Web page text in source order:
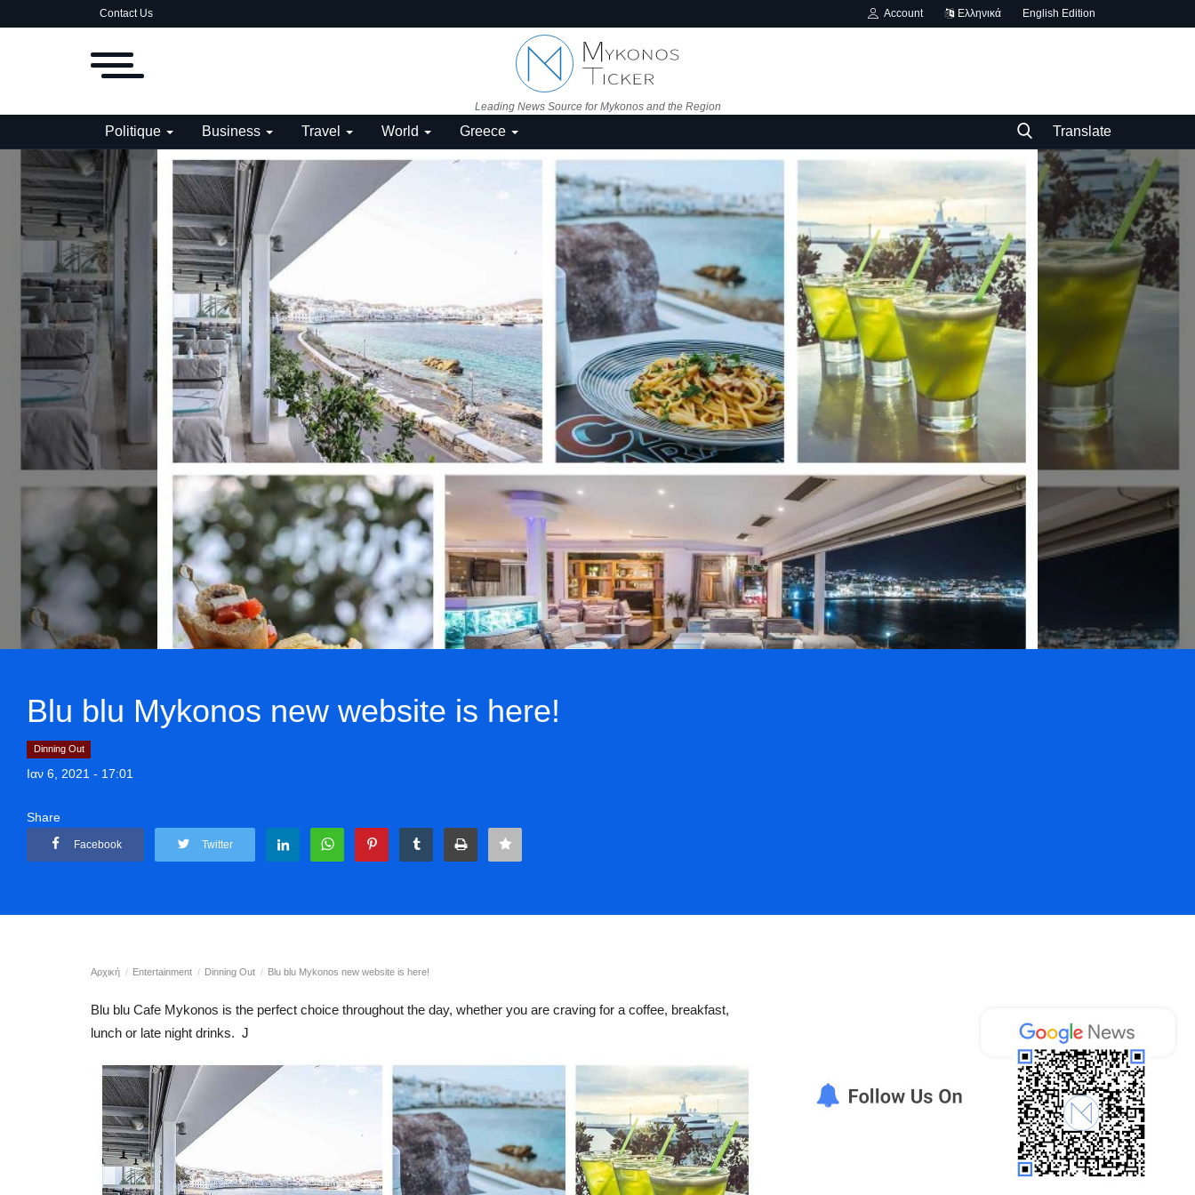
Contact Us Account Ελληνικά English Edition
Leading News Source for Mykonos and the Region
Politique Business Travel World Greece Translate
Blu blu Mykonos new website is here!
Dinning Out
Ιαν 6, 2021 - 17:01
Share
Facebook Twitter
Αρχική Entertainment Dinning Out Blu blu Mykonos new website is here!
Blu blu Cafe Mykonos is the perfect choice throughout the day, whether you are craving for a coffee, breakfast,
lunch or late night drinks. J